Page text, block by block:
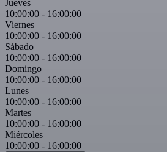
Jueves
10:00:00 - 16:00:00
Viernes
10:00:00 - 16:00:00
Sábado
10:00:00 - 16:00:00
Domingo
10:00:00 - 16:00:00
Lunes
10:00:00 - 16:00:00
Martes
10:00:00 - 16:00:00
Miércoles
10:00:00 - 16:00:00